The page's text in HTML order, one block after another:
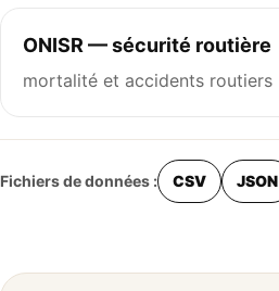
ONISR — sécurité routière
mortalité et accidents routiers
Fichiers de données : CSV JSON